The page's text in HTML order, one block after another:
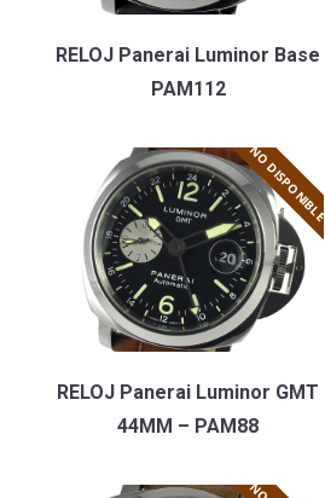
RELOJ Panerai Luminor Base
PAM112
NO DISPONIBLE
RELOJ Panerai Luminor GMT
44MM – PAM88